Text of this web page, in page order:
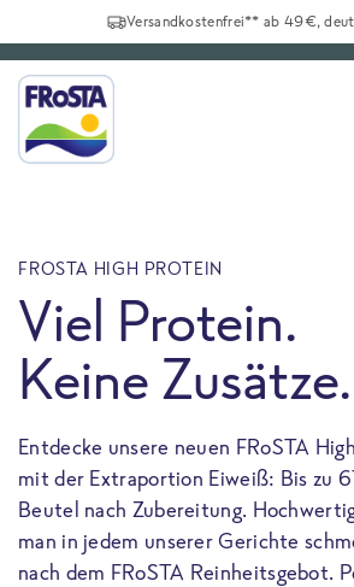
Versandkostenfrei** ab 49€,
FROSTA HIGH PROTEIN
Viel Protein.
Keine Zusätze.
Entdecke unsere neuen FRoSTA
mit der Extraportion Eiweiß: Bis zu
Beutel nach Zubereitung.
man in jedem unserer Gerichte
nach dem FRoSTA Reinheitsgebot.